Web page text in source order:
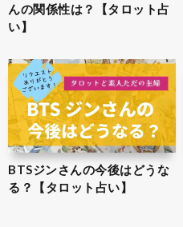
んの関係性は？【タロット占
い】
BTSジンさんの今後はどうな
る？【タロット占い】